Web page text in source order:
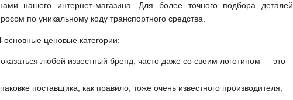
нашего интернет-магазина. Для более точного подбора деталей
по уникальному коду транспортного средства.
основные ценовые категории:
любой известный бренд, часто даже со своим логотипом — это
поставщика, как правило, тоже очень известного производителя,